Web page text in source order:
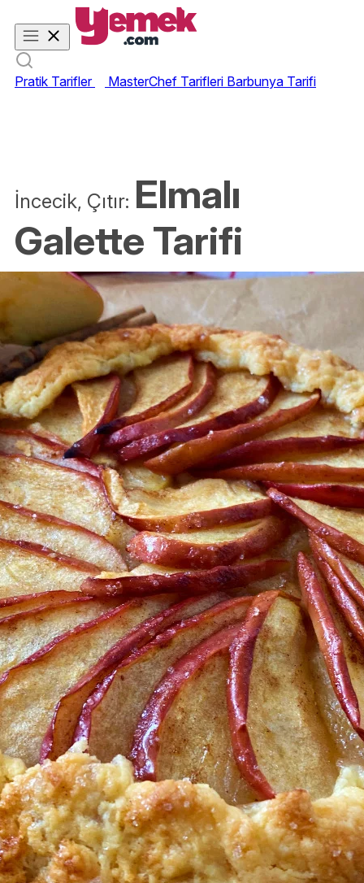
Pratik Tarifler MasterChef Tarifleri Barbunya Tarifi
İncecik, Çıtır: Elmalı
Galette Tarifi